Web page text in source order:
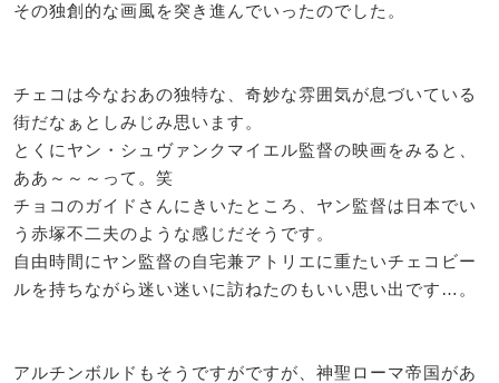
その独創的な画風を突き進んでいったのでした。
チェコは今なおあの独特な、奇妙な雰囲気が息づいている
街だなぁとしみじみ思います。
とくにヤン・シュヴァンクマイエル監督の映画をみると、
ああ～～～って。笑
チョコのガイドさんにきいたところ、ヤン監督は日本でい
う赤塚不二夫のような感じだそうです。
自由時間にヤン監督の自宅兼アトリエに重たいチェコビー
ルを持ちながら迷い迷いに訪ねたのもいい思い出です…。
アルチンボルドもそうですがですが、神聖ローマ帝国があ